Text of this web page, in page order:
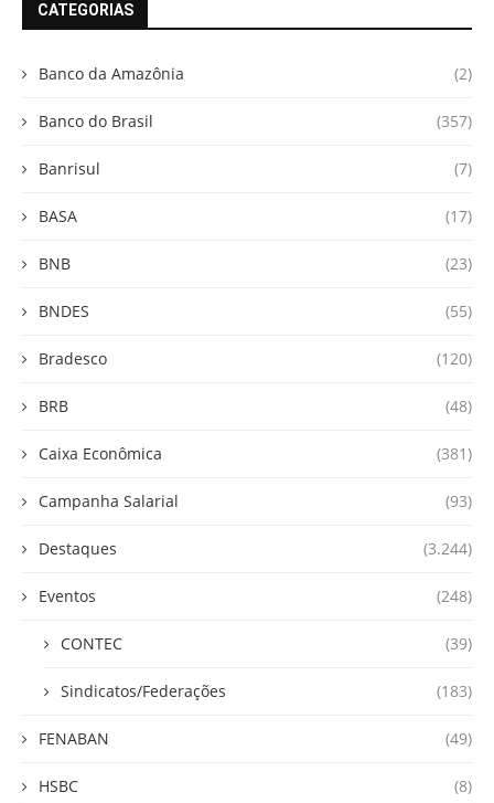
CATEGORIAS
Banco da Amazônia (2)
Banco do Brasil (357)
Banrisul (7)
BASA (17)
BNB (23)
BNDES (55)
Bradesco (120)
BRB (48)
Caixa Econômica (381)
Campanha Salarial (93)
Destaques (3.244)
Eventos (248)
CONTEC (39)
Sindicatos/Federações (183)
FENABAN (49)
HSBC (8)